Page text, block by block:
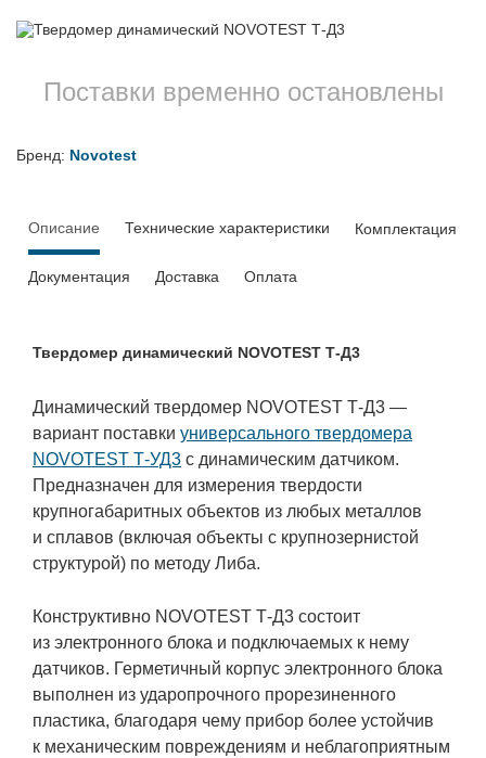
Поставки временно остановлены
Бренд: Novotest
Описание Технические характеристики Комплектация
Документация Доставка Оплата
Твердомер динамический NOVOTEST Т-Д3
Динамический твердомер NOVOTEST Т-Д3 —
вариант поставки универсального твердомера
NOVOTEST Т-УД3 с динамическим датчиком.
Предназначен для измерения твердости
крупногабаритных объектов из любых металлов
и сплавов (включая объекты с крупнозернистой
структурой) по методу Либа.
Конструктивно NOVOTEST Т-Д3 состоит
из электронного блока и подключаемых к нему
датчиков. Герметичный корпус электронного блока
выполнен из ударопрочного прорезиненного
пластика, благодаря чему прибор более устойчив
к механическим повреждениям и неблагоприятным